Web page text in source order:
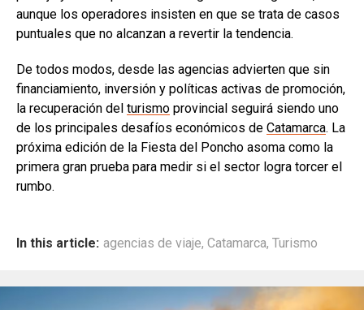
aunque los operadores insisten en que se trata de casos
puntuales que no alcanzan a revertir la tendencia.
De todos modos, desde las agencias advierten que sin
financiamiento, inversión y políticas activas de promoción,
la recuperación del turismo provincial seguirá siendo uno
de los principales desafíos económicos de Catamarca. La
próxima edición de la Fiesta del Poncho asoma como la
primera gran prueba para medir si el sector logra torcer el
rumbo.
In this article: agencias de viaje, Catamarca, Turismo